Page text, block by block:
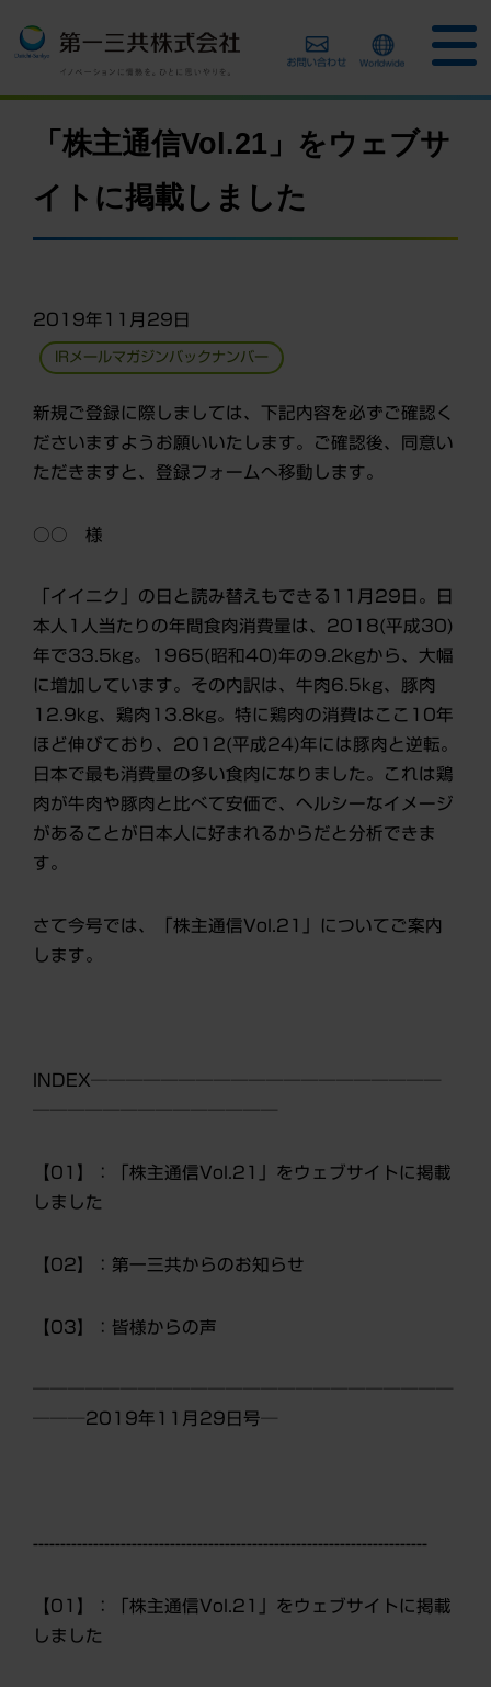
「株主通信Vol.21」をウェブサ
イトに掲載しました
2019年11月29日
IRメールマガジンバックナンバー
新規ご登録に際しましては、下記内容を必ずご確認く
ださいますようお願いいたします。ご確認後、同意い
ただきますと、登録フォームへ移動します。
○○ 様
「イイニク」の日と読み替えもできる11月29日。日
本人1人当たりの年間食肉消費量は、2018(平成30)
年で33.5kg。1965(昭和40)年の9.2kgから、大幅
に増加しています。その内訳は、牛肉6.5kg、豚肉
12.9kg、鶏肉13.8kg。特に鶏肉の消費はここ10年
ほど伸びており、2012(平成24)年には豚肉と逆転。
日本で最も消費量の多い食肉になりました。これは鶏
肉が牛肉や豚肉と比べて安価で、ヘルシーなイメージ
があることが日本人に好まれるからだと分析できま
す。
さて今号では、「株主通信Vol.21」についてご案内
します。
INDEX────────────────────
──────────────
【01】：「株主通信Vol.21」をウェブサイトに掲載
しました
【02】：第一三共からのお知らせ
【03】：皆様からの声
────────────────────────
───2019年11月29日号─
------------------------------------------------------------------------
【01】：「株主通信Vol.21」をウェブサイトに掲載
しました